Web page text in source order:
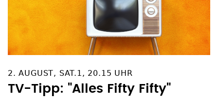
2. AUGUST, SAT.1, 20.15 UHR
TV-Tipp: "Alles Fifty Fifty"